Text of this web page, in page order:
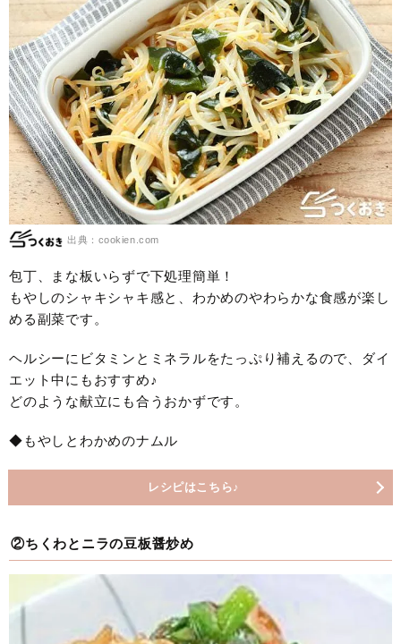
出典：cookien.com
包丁、まな板いらずで下処理簡単！
もやしのシャキシャキ感と、わかめのやわらかな食感が楽し
める副菜です。
ヘルシーにビタミンとミネラルをたっぷり補えるので、ダイ
エット中にもおすすめ♪
どのような献立にも合うおかずです。
◆もやしとわかめのナムル
レシピはこちら♪
②ちくわとニラの豆板醤炒め